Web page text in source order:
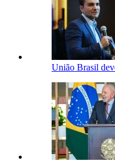
União Brasil